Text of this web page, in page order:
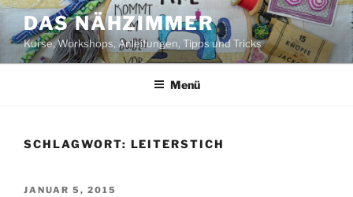
Zum
Inhalt
springen
DAS NÄHZIMMER
Kurse, Workshops, Anleitungen, Tipps und Tricks
Menü
SCHLAGWORT: LEITERSTICH
VERÖFFENTLICHT
JANUAR 5, 2015